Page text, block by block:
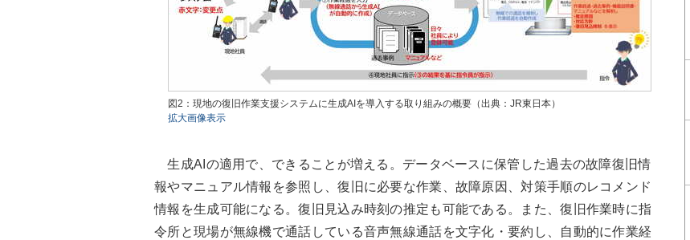
図2：現地の復旧作業支援システムに生成AIを導入する取り組みの概要（出典：JR東日本）
拡大画像表示
生成AIの適用で、できることが増える。データベースに保管した過去の故障復旧情
報やマニュアル情報を参照し、復旧に必要な作業、故障原因、対策手順のレコメンド
情報を生成可能になる。復旧見込み時刻の推定も可能である。また、復旧作業時に指
令所と現場が無線機で通話している音声無線通話を文字化・要約し、自動的に作業経